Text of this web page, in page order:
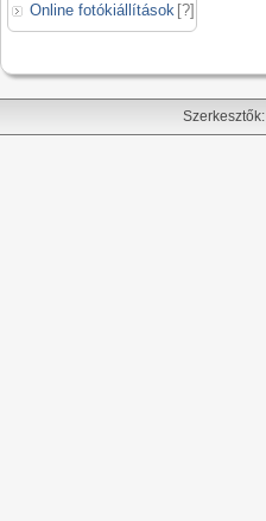
Online fotókiállítások [?]
Szerkesztők: